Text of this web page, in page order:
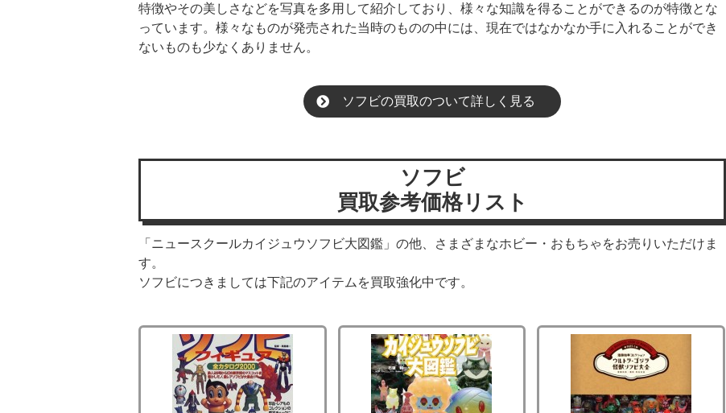
特徴やその美しさなどを写真を多用して紹介しており、様々な知識を得ることができるのが特徴とな
っています。様々なものが発売された当時のものの中には、現在ではなかなか手に入れることができ
ないものも少なくありません。
ソフビの買取のついて詳しく見る
ソフビ
買取参考価格リスト
「ニュースクールカイジュウソフビ大図鑑」の他、さまざまなホビー・おもちゃをお売りいただけま
す。
ソフビにつきましては下記のアイテムを買取強化中です。